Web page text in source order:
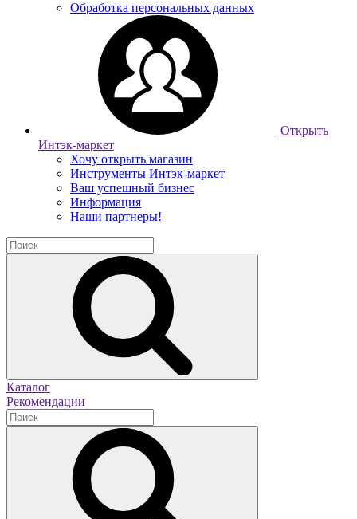
Обработка персональных данных
Открыть
Интэк-маркет
Хочу открыть магазин
Инструменты Интэк-маркет
Ваш успешный бизнес
Информация
Наши партнеры!
Каталог
Рекомендации